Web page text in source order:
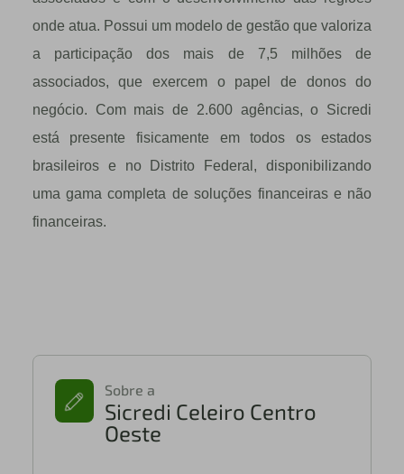
onde atua. Possui um modelo de gestão que valoriza
a participação dos mais de 7,5 milhões de
associados, que exercem o papel de donos do
negócio. Com mais de 2.600 agências, o Sicredi
está presente fisicamente em todos os estados
brasileiros e no Distrito Federal, disponibilizando
uma gama completa de soluções financeiras e não
financeiras.
Sobre a
Sicredi Celeiro Centro
Oeste